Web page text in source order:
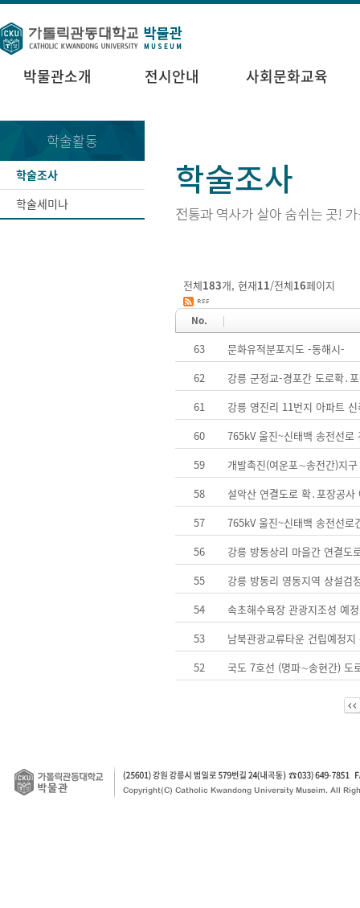
박물관소개 전시안내 사회문화교육
학술활동
학술조사
학술세미나
전체183개, 현재11/전체16페이지
No.
63
문화유적분포지도 -동해시-
62
강릉 군정교­-경포간 도로확
61
강릉 영진리 11번지 아파트
60
765kV 울진~신태백 송전선
59
개발촉진(여운포∼송전간)지
58
설악산 연결도로 확․포장공
57
765kV 울진~신태백 송전선
56
강릉 방동상리 마을간 연결
55
강릉 방동리 영동지역 상설
54
속초해수욕장 관광지조성 예
53
남북관광교류타운 건립예정
52
국도 7호선 (명파∼송현간) 도